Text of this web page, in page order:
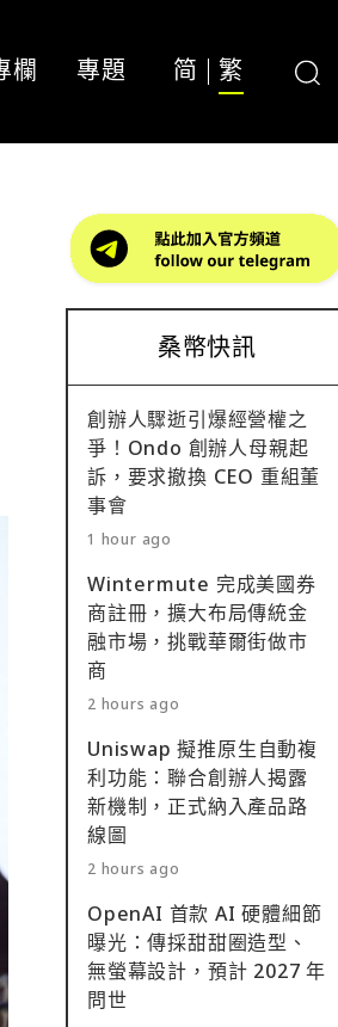
欄 專題 简 繁
桑幣快訊
創辦人驟逝引爆經營權之
爭！Ondo 創辦人母親起
訴，要求撤換 CEO 重組董
事會
1 hour ago
Wintermute 完成美國券
商註冊，擴大布局傳統金
融市場，挑戰華爾街做市
商
2 hours ago
Uniswap 擬推原生自動複
利功能：聯合創辦人揭露
新機制，正式納入產品路
線圖
2 hours ago
OpenAI 首款 AI 硬體細節
曝光：傳採甜甜圈造型、
無螢幕設計，預計 2027 年
問世